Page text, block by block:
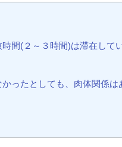
間(２～３時間)は滞在して
ったとしても、肉体関係は